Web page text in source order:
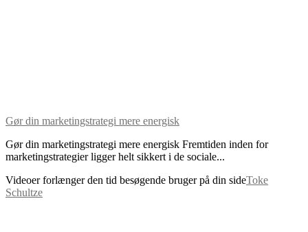
Gør din marketingstrategi mere energisk
Gør din marketingstrategi mere energisk Fremtiden inden for
marketingstrategier ligger helt sikkert i de sociale...
Videoer forlænger den tid besøgende bruger på din sideToke
Schultze